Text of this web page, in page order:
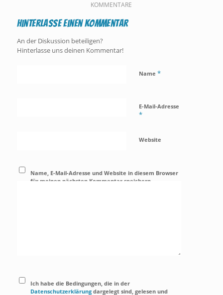
KOMMENTARE
Hinterlasse einen Kommentar
An der Diskussion beteiligen?
Hinterlasse uns deinen Kommentar!
Name *
E-Mail-Adresse
*
Website
Name, E-Mail-Adresse und Website in diesem Browser
für meinen nächsten Kommentar speichern.
Ich habe die Bedingungen, die in der
Datenschutzerklärung dargelegt sind, gelesen und